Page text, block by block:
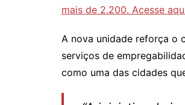
mais de 2.200. Acesse
A nova unidade reforça o
serviços de
como uma das cidades